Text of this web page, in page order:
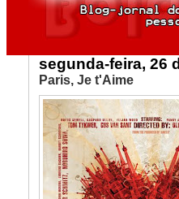
segunda-feira, 26
Paris, Je t'Aime